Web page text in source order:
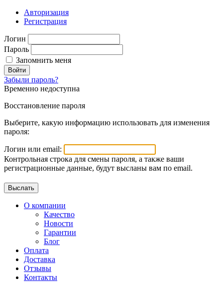
Авторизация
Регистрация
Логин
Пароль
Запомнить меня
Войти
Забыли пароль?
Временно недоступна
Восстановление пароля
Выберите, какую информацию использовать для изменения
пароля:
Логин или email:
Контрольная строка для смены пароля, а также ваши
регистрационные данные, будут высланы вам по email.
О компании
Качество
Новости
Гарантии
Блог
Оплата
Доставка
Отзывы
Контакты